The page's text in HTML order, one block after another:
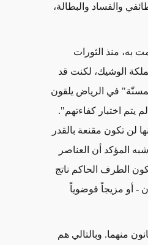
والفساد والبطالة،
به، منذ الثورات
في عام 1958، حول زوال المملكة الوشيك، لكنت قد
في الرياض يلقون
يتم اختبار كفاءتهم".
لن تكون مقنعة بالقدر
المؤكد أن العناصر
الطرف الحاكم ناتج
- أو مزيجاً فوضوياً
منهما. وبالتالي هم